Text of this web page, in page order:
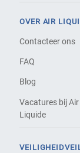
OVER AIR
Contacteer ons
FAQ
Blog
Vacatures bij Air
Liquide